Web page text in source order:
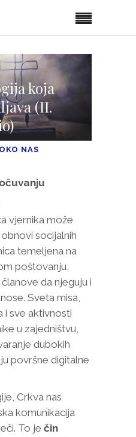
koja
(II.
NAS
vjernika može
socijalnih
temeljena na
poštovanju,
da njeguju i
Sveta misa,
i sve aktivnosti
u zajedništvu,
dubokih
površne digitalne
Crkva nas
komunikacija
To je čin